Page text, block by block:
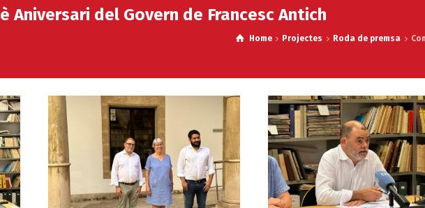
Aniversari del Govern de Francesc Antich
Home Projectes Roda de premsa